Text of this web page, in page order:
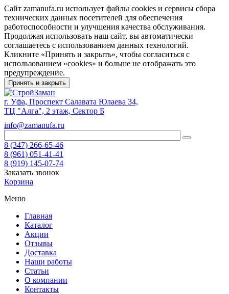
Сайт zamanufa.ru использует файлы cookies и сервисы сбора
технических данных посетителей для обеспечения
работоспособности и улучшения качества обслуживания.
Продолжая использовать наш сайт, вы автоматически
соглашаетесь с использованием данных технологий.
Кликните «Принять и закрыть», чтобы согласиться с
использованием «cookies» и больше не отображать это
предупреждение.
Принять и закрыть
г. Уфа, Проспект Салавата Юлаева 34,
ТЦ "Алга", 2 этаж, Сектор Б
info@zamanufa.ru
8 (347) 266-65-46
8 (961) 051-41-41
8 (919) 145-07-74
Заказать звонок
Корзина
Меню
Главная
Каталог
Акции
Отзывы
Доставка
Наши работы
Статьи
О компании
Контакты